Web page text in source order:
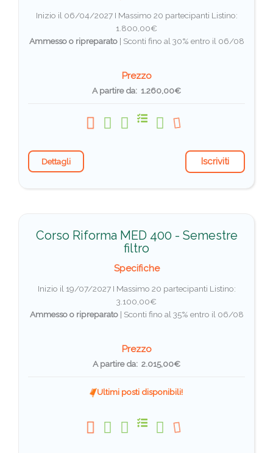
Inizio il 06/04/2027 I Massimo 20 partecipanti Listino:
1.800,00€
Ammesso o ripreparato| Sconti fino al 30% entro il 06/08
Prezzo
A partire da: 1.260,00€
Dettagli Iscriviti
Corso Riforma MED 400 - Semestre
filtro
Specifiche
Inizio il 19/07/2027 I Massimo 20 partecipanti Listino:
3.100,00€
Ammesso o ripreparato| Sconti fino al 35% entro il 06/08
Prezzo
A partire da: 2.015,00€
Ultimi posti disponibili!